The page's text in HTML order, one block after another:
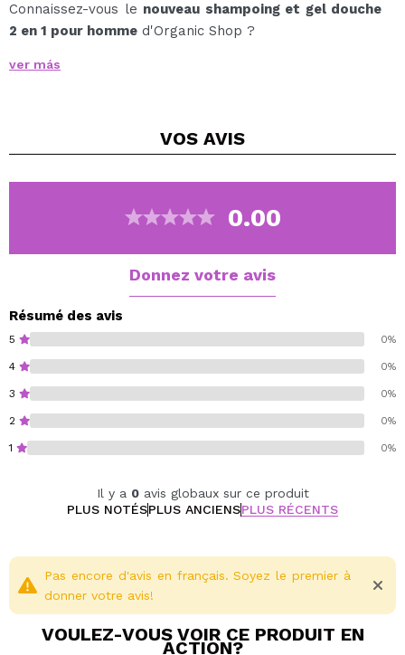
Connaissez-vous le nouveau shampoing et gel douche
2 en 1 pour homme d'Organic Shop ?
L'extrait d'écorce de chêne et la menthe agissent
ver más
VOS AVIS
0.00
Donnez votre avis
Résumé des avis
5 0%
4 0%
3 0%
2 0%
1 0%
Il y a 0avis globaux sur ce produit
PLUS NOTÉSPLUS ANCIENSPLUS RÉCENTS
Pas encore d'avis en français. Soyez le premier à
donner votre avis!
VOULEZ-VOUS VOIR CE PRODUIT EN
ACTION?